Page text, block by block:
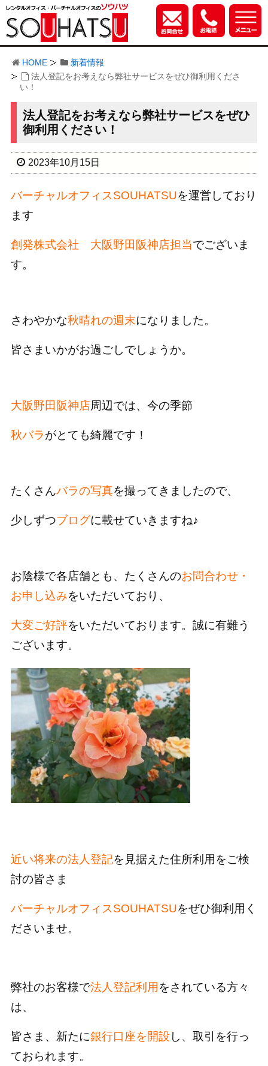
HOME
新着情報
法人登記をお考えなら弊社サービスをぜひ御利用くださ
い！
法人登記をお考えなら弊社サービスをぜひ
御利用ください！
2023年10月15日
バーチャルオフィスSOUHATSUを運営しており
ます
創発株式会社 大阪野田阪神店担当でございま
す。
さわやかな秋晴れの週末になりました。
皆さまいかがお過ごしでしょうか。
大阪野田阪神店周辺では、今の季節
秋バラがとても綺麗です！
たくさんバラの写真を撮ってきましたので、
少しずつブログに載せていきますね♪
お陰様で各店舗とも、たくさんのお問合わせ・
お申し込みをいただいており、
大変ご好評をいただいております。誠に有難う
ございます。
近い将来の法人登記を見据えた住所利用をご検
討の皆さま
バーチャルオフィスSOUHATSUをぜひ御利用く
ださいませ。
弊社のお客様で法人登記利用をされている方々
は、
皆さま、新たに銀行口座を開設 し、取引を行っ
ておられます。